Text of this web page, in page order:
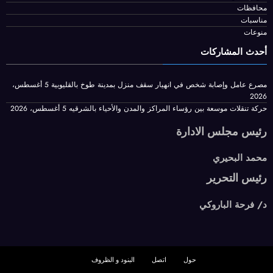
أخبار الحوادث
اخبار الرياضة
الفن والادب
المراة والموضة
سياسة وبرلمان
اخبار عالمية
مال واعمال
محافظات
مناسبات
منوعات